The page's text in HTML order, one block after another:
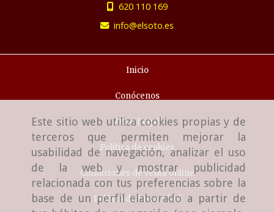
Este sitio web utiliza cookies propias y de
terceros que permiten mejorar la
usabilidad de navegación, analizar el uso
de la web y mostrar publicidad
relacionada con tus preferencias sobre la
base de un perfil elaborado a partir de
620 110 169
info
elsoto.es
Inicio
Conócenos
Aviso Legal
Política de cookies
Condiciones de venta online
Política de Privacidad